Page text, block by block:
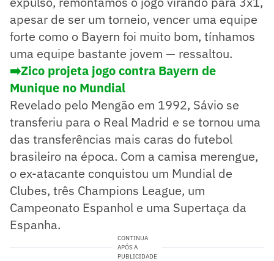
apesar de ser um torneio, vencer uma equipe
forte como o Bayern foi muito bom, tínhamos
uma equipe bastante jovem — ressaltou.
➡️Zico projeta jogo contra Bayern de
Munique no Mundial
Revelado pelo Mengão em 1992, Sávio se
transferiu para o Real Madrid e se tornou uma
das transferências mais caras do futebol
brasileiro na época. Com a camisa merengue,
o ex-atacante conquistou um Mundial de
Clubes, três Champions League, um
Campeonato Espanhol e uma Supertaça da
Espanha.
CONTINUA
APÓS A
PUBLICIDADE